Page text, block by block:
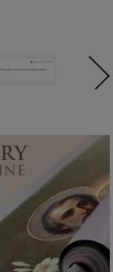
Banery religijne
ZOBACZ